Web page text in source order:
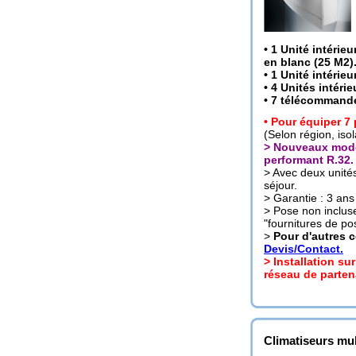
• 1 Unité
en blanc (25 M2).
• 1 Unité
• 4 Unités
• 7
• Pour équiper 7
(Selon région,
> Nouveaux
performant R.32.
> Avec deux
séjour.
> Garantie : 3
> Pose non
"fournitures de
> Pour d'autres
Devis/Contact.
> Installation
réseau de
Climatiseurs